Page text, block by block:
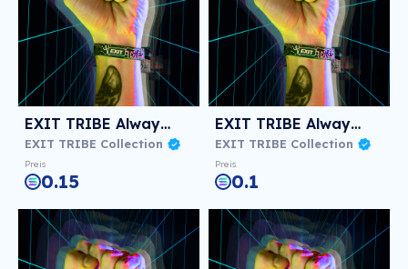
EXIT TRIBE Always! #1354
EXIT TRIBE Collection
Preis
0.15
EXIT TRIBE Always! #292
EXIT TRIBE Collection
Preis
0.1